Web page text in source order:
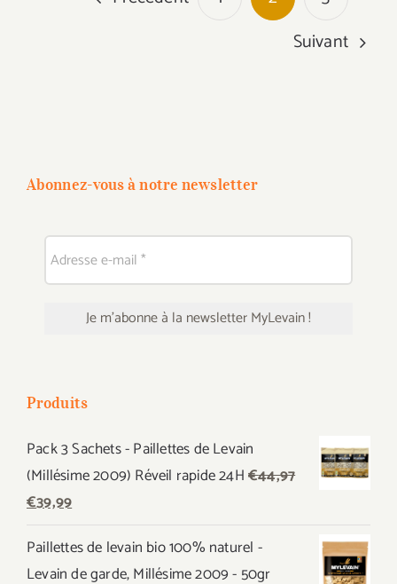
Suivant
Abonnez-vous à notre newsletter
Produits
Pack 3 Sachets - Paillettes de Levain
(Millésime 2009) Réveil rapide 24H€44,97
Le
initial
€39,99Le
actuel
Paillettes de levain bio 100% naturel -
Levain de garde, Millésime 2009 - 50gr